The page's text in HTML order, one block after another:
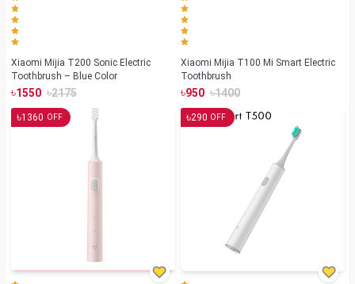
Xiaomi Mijia T200 Sonic Electric
Toothbrush – Blue Color
৳1550 ৳2175
Xiaomi Mijia T100 Mi Smart Electric
Toothbrush
৳950 ৳1400
৳1360 OFF ৳290 OFF